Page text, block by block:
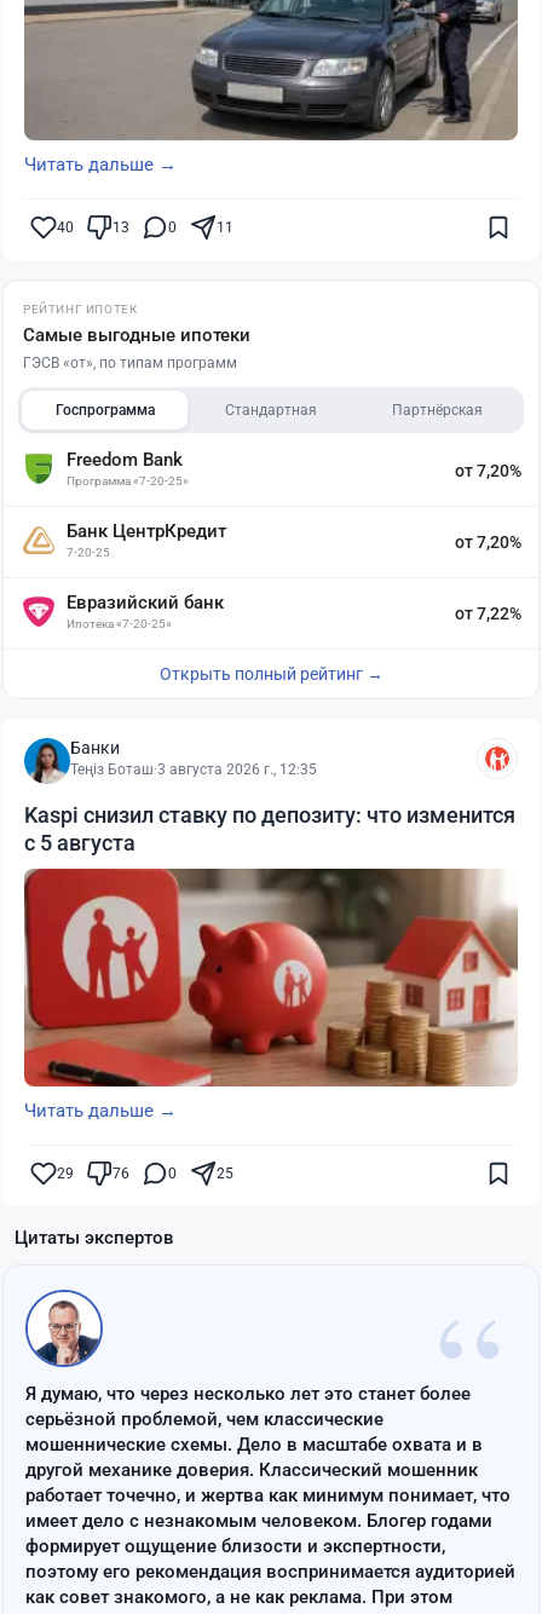
Читать дальше →
40 13 0 11
РЕЙТИНГ ИПОТЕК
Самые выгодные ипотеки
ГЭСВ «от», по типам программ
Госпрограмма Стандартная Партнёрская
Freedom Bank
Программа «7-20-25»
от 7,20%
Банк ЦентрКредит
7-20-25
от 7,20%
Евразийский банк
Ипотека «7-20-25»
от 7,22%
Открыть полный рейтинг →
Банки
Теңіз Боташ·3 августа 2026 г., 12:35
Kaspi снизил ставку по депозиту: что изменится
с 5 августа
Читать дальше →
29 76 0 25
Цитаты экспертов
“
Я думаю, что через несколько лет это станет более
серьёзной проблемой, чем классические
мошеннические схемы. Дело в масштабе охвата и в
другой механике доверия. Классический мошенник
работает точечно, и жертва как минимум понимает, что
имеет дело с незнакомым человеком. Блогер годами
формирует ощущение близости и экспертности,
поэтому его рекомендация воспринимается аудиторией
как совет знакомого, а не как реклама. При этом